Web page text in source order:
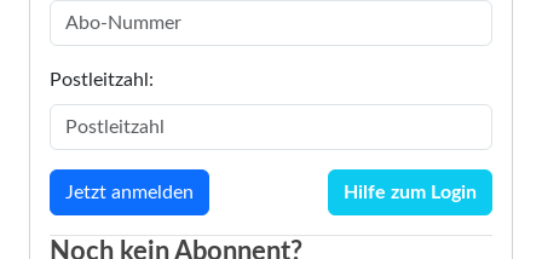
Postleitzahl:
Hilfe zum Login
Noch kein Abonnent?